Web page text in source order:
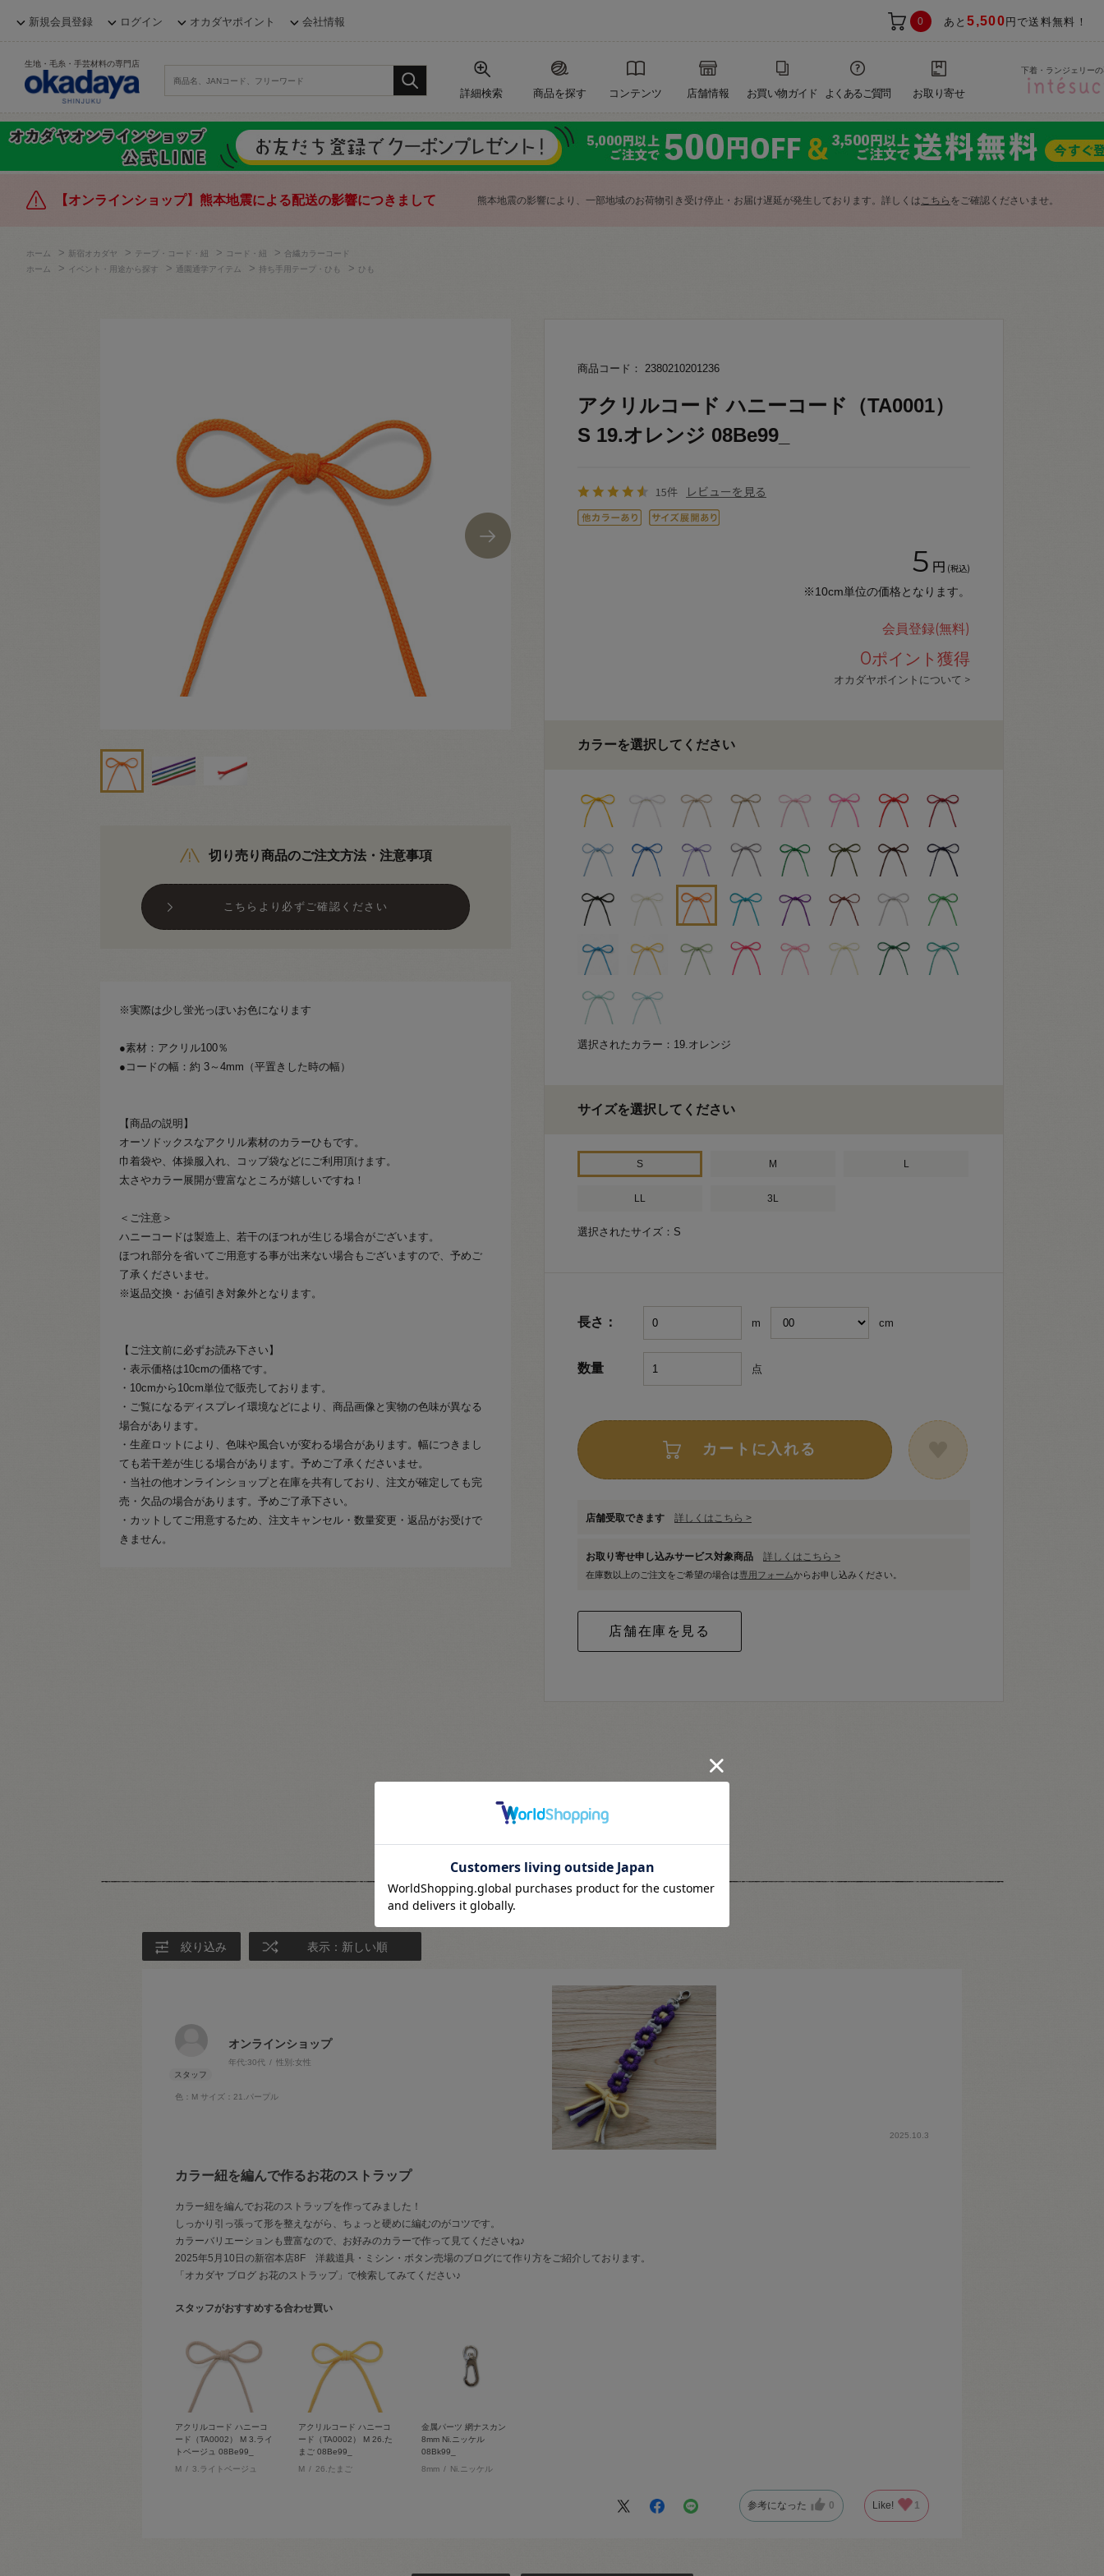
新規会員登録 ログイン オカダヤポイント 会社情報 0 あと5,500 円で送料無料！
生地・毛糸・手芸材料の専門店
詳細検索 商品を探す コンテンツ 店舗情報 お買い物ガイド よくあるご質問 お取り寄せ
下着・ランジェリー
【オンラインショップ】熊本地震による配送の影響につきまして 熊本地震の影響により、一部地域のお荷物引き受け停止・お届け遅延が発生しております。詳しくはこちら をご確認くださいませ。
ホーム > 新宿オカダヤ > テープ・コード・紐 > コード・紐 > 合繊カラーコード
ホーム
> イベント・用途から探す > 通園通学アイテム > 持ち手用テープ・ひも > ひも
切り売り商品のご注文方法・注意事項
こちらより必ずご確認ください
※実際は少し蛍光っぽいお色になります
●素材：アクリル100％
●コードの幅：約 3～4mm（平置きした時の幅）
【商品の説明】
オーソドックスなアクリル素材のカラーひもです。
巾着袋や、体操服入れ、コップ袋などにご利用頂けます。
太さやカラー展開が豊富なところが嬉しいですね！
＜ご注意＞
ハニーコードは製造上、若干のほつれが生じる場合がございます。
ほつれ部分を省いてご用意する事が出来ない場合もございますので、予めご
了承くださいませ。
※返品交換・お値引き対象外となります。
【ご注文前に必ずお読み下さい】
・表示価格は10cmの価格です。
・10cmから10cm単位で販売しております。
・ご覧になるディスプレイ環境などにより、商品画像と実物の色味が異なる
場合があります。
・生産ロットにより、色味や風合いが変わる場合があります。幅につきまし
ても若干差が生じる場合があります。予めご了承くださいませ。
・当社の他オンラインショップと在庫を共有しており、注文が確定しても完
売・欠品の場合があります。予めご了承下さい。
・カットしてご用意するため、注文キャンセル・数量変更・返品がお受けで
きません。
商品コード： 2380210201236
アクリルコード ハニーコード（TA0001）
S 19.オレンジ 08Be99_
15件 レビューを見る
5 円 (税込)
※10cm単位の価格となります。
会員登録(無料)
0ポイント獲得
オカダヤポイントについて >
カラーを選択してください
選択されたカラー：19.オレンジ
サイズを選択してください
S M L
LL 3L
選択されたサイズ：S
長さ： m cm
数量 点
カートに入れる
店舗受取できます 詳しくはこちら >
お取り寄せ申し込みサービス対象商品 詳しくはこちら >
在庫数以上のご注文をご希望の場合は専用フォームからお申し込みください。
スタッフレビュー
絞り込み 表示：新しい順
オンラインショップ
年代:30代 性別:女性
色：M サイズ：21.パープル
2025.10.3
カラー紐を編んで作るお花のストラップ
カラー紐を編んでお花のストラップを作ってみました！
しっかり引っ張って形を整えながら、ちょっと硬めに編むのがコツです。
カラーバリエーションも豊富なので、お好みのカラーで作って見てくださいね♪
2025年5月10日の新宿本店8F 洋裁道具・ミシン・ボタン売場のブログにて作り方をご紹介しております。
「オカダヤ ブログ お花のストラップ」で検索してみてください♪
スタッフがおすすめする合わせ買い
アクリルコード ハニーコ
ード（TA0002） M 3.ライ
トベージュ 08Be99_
M
3.ライトベージュ
アクリルコード ハニーコ
ード（TA0002） M 26.た
まご 08Be99_
M
26.たまご
金属パーツ 網ナスカン
8mm Ni.ニッケル
08Bk99_
8mm
Ni.ニッケル
参考になった 0 Like! 1